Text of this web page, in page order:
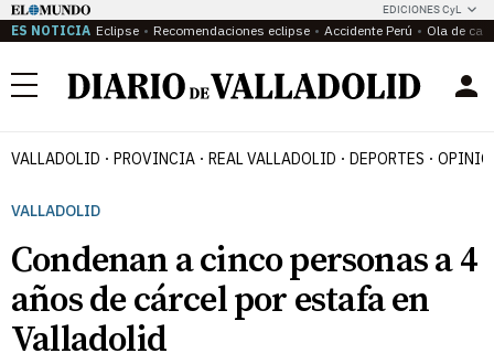
EDICIONES CyL
ES NOTICIA Eclipse Recomendaciones eclipse Accidente Perú Ola de
Menú
VALLADOLID PROVINCIA REAL VALLADOLID DEPORTES
VALLADOLID
Condenan a cinco personas a 4
años de cárcel por estafa en
Valladolid